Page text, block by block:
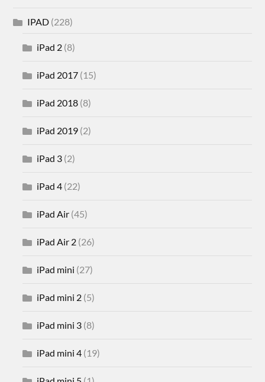
IPAD (228)
iPad 2 (8)
iPad 2017 (15)
iPad 2018 (8)
iPad 2019 (2)
iPad 3 (2)
iPad 4 (22)
iPad Air (45)
iPad Air 2 (26)
iPad mini (27)
iPad mini 2 (5)
iPad mini 3 (8)
iPad mini 4 (19)